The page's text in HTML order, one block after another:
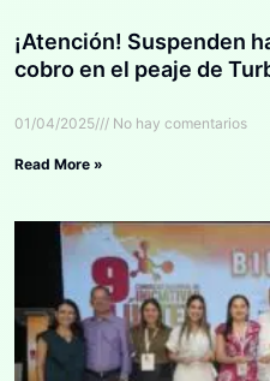
¡Atención! Suspenden
cobro en el peaje de
01/04/2025 No hay comentarios
Read More »